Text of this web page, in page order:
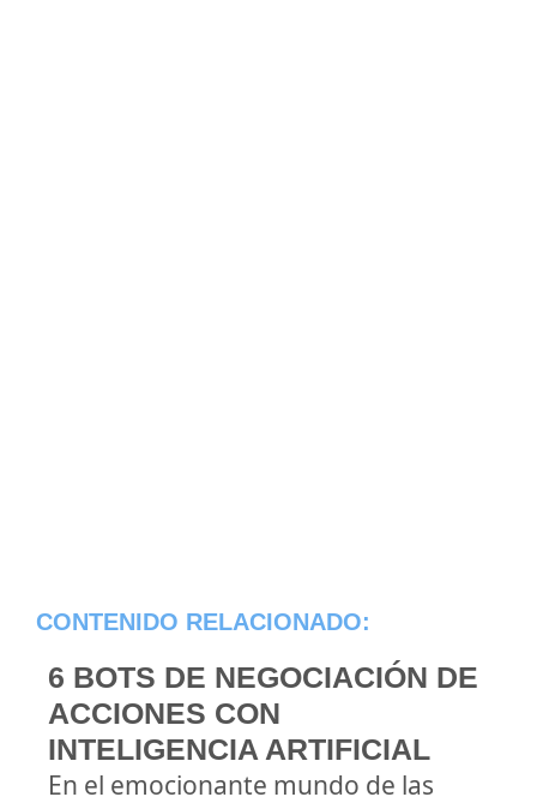
CONTENIDO RELACIONADO:
6 BOTS DE NEGOCIACIÓN DE
ACCIONES CON
INTELIGENCIA ARTIFICIAL
En el emocionante mundo de las